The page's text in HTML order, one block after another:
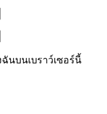
นบนเบราว์เซอร์นี้